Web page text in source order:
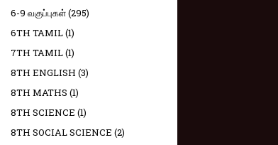
6-9 வகுப்புகள்(295)
6TH TAMIL(1)
7TH TAMIL(1)
8TH ENGLISH (3)
8TH MATHS (1)
8TH SCIENCE (1)
8TH SOCIAL SCIENCE (2)